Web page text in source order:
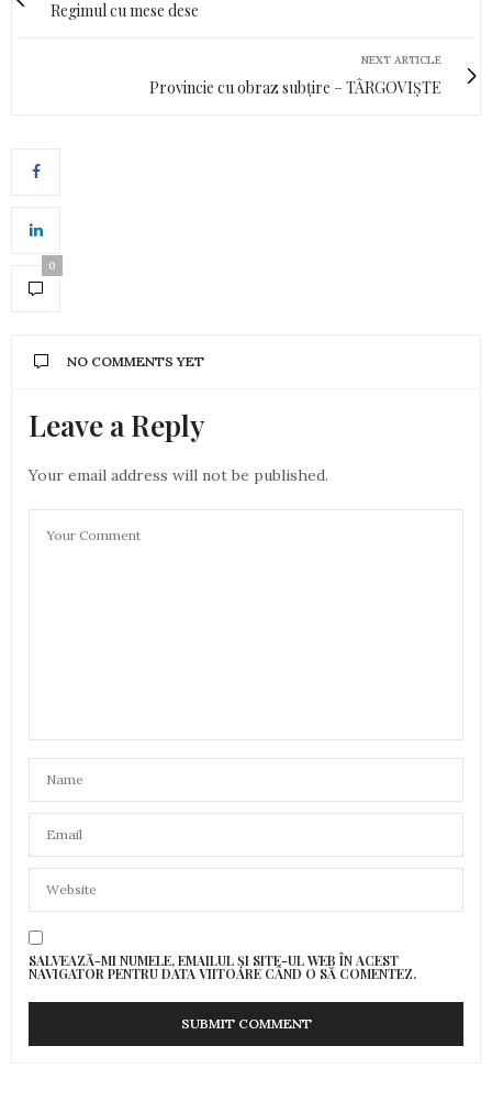
Regimul cu mese dese
NEXT ARTICLE
Provincie cu obraz subțire – TÂRGOVIȘTE
0
NO COMMENTS YET
Leave a Reply
Your email address will not be published.
SALVEAZĂ-MI NUMELE, EMAILUL ȘI SITE-UL WEB ÎN ACEST
NAVIGATOR PENTRU DATA VIITOARE CÂND O SĂ COMENTEZ.